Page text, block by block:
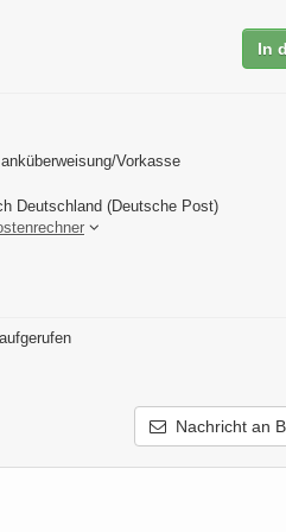
In
Vorkasse
Deutschland (Deutsche Post)
Nachricht an